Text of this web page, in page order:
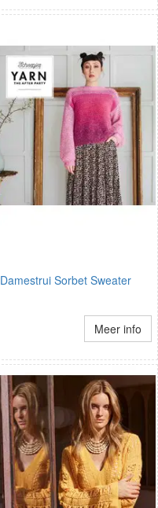
Damestrui Sorbet Sweater
Meer info